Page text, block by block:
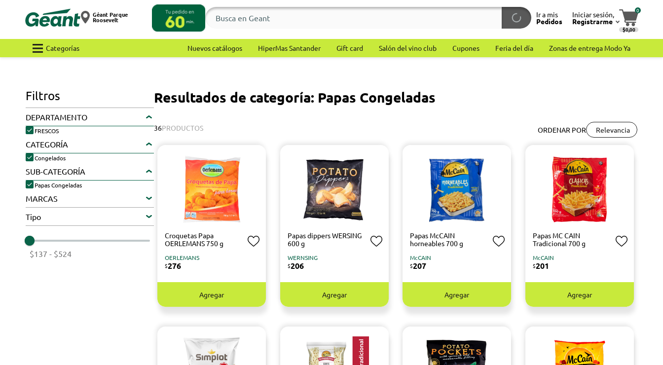
Géant Parque
Roosevelt
Ir a mis
Pedidos
Iniciar sesión,
Registrarme
0
$0,00
Categorías Nuevos catálogos HiperMas Santander Gift card Salón del vino club Cupones Feria del día Zonas de entrega Modo Ya
Filtros
DEPARTAMENTO
FRESCOS
CATEGORÍA
Congelados
SUB-CATEGORÍA
Papas Congeladas
MARCAS
Tipo
$137 - $524
Resultados de categoría: Papas Congeladas
ORDENAR POR Relevancia
36PRODUCTOS
Croquetas Papa
OERLEMANS 750 g
OERLEMANS
$276
Agregar
Papas dippers WERSING
600 g
WERNSING
$206
Agregar
Papas McCAIN
horneables 700 g
McCAIN
$207
Agregar
Papas MC CAIN
Tradicional 700 g
McCAIN
$201
Agregar